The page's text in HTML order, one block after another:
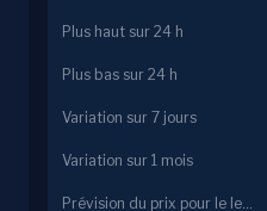
Plus haut sur 24 h
Plus bas sur 24 h
Variation sur 7 jours
Variation sur 1 mois
Prévision du prix pour le lendemain